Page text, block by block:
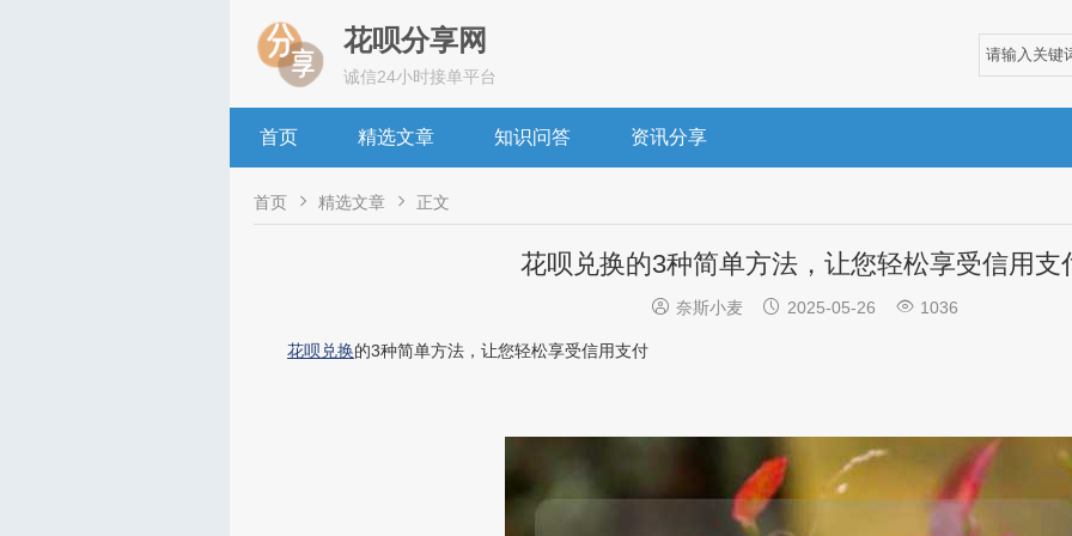
花呗分享网
诚信24小时接单平台
首页 精选文章 知识问答 资讯分享
首页  精选文章  正文
花呗兑换的3种简单方法，让您轻松享受信用支
 奈斯小麦  2025-05-26  1036
花呗兑换的3种简单方法，让您轻松享受信用支付